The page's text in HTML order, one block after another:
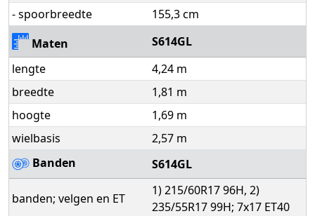
- spoorbreedte
155,3 cm
Maten
S614GL
lengte
4,24 m
breedte
1,81 m
hoogte
1,69 m
wielbasis
2,57 m
Banden
S614GL
banden; velgen en ET
1) 215/60R17 96H, 2)
235/55R17 99H; 7x17 ET40